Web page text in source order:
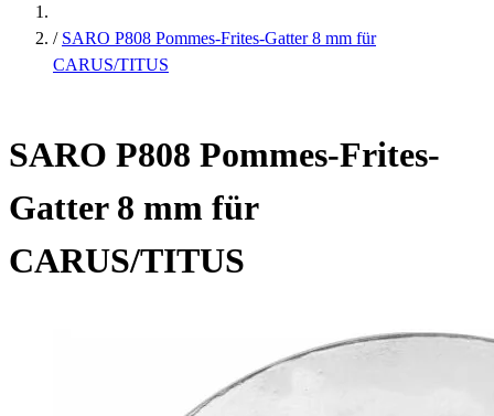
/ SARO P808 Pommes-Frites-Gatter 8 mm für
CARUS/TITUS
SARO P808 Pommes-Frites-
Gatter 8 mm für
CARUS/TITUS